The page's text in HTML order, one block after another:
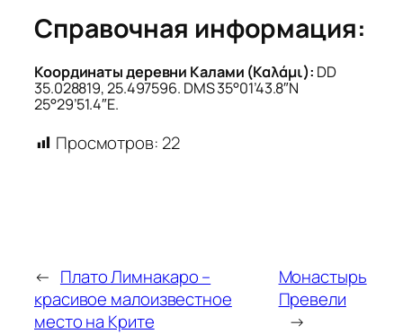
Справочная информация:
Координаты деревни Калами (Καλάμι): DD
35.028819, 25.497596. DMS 35°01’43.8″N
25°29’51.4″E.
Просмотров: 22
← Плато Лимнакаро –
красивое малоизвестное
место на Крите
Монастырь
Превели
→